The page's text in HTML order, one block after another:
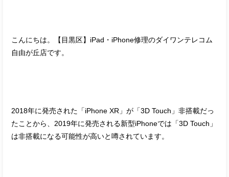
こんにちは。【目黒区】iPad・iPhone修理のダイワンテレコム
自由が丘店です。
2018年に発売された「iPhone XR」が「3D Touch」非搭載だっ
たことから、2019年に発売される新型iPhoneでは「3D Touch」
は非搭載になる可能性が高いと噂されています。